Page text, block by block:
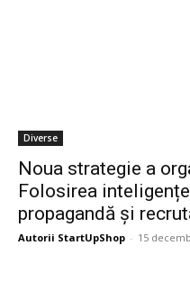
Diverse
Noua strategie a
Folosirea
propagandă și
Autorii StartUpShop - 15